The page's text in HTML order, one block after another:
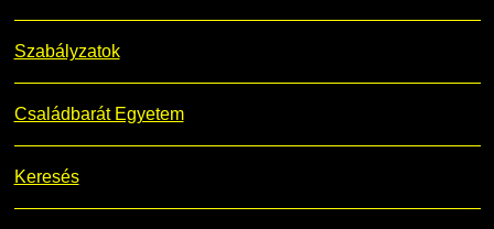
Szabályzatok
Családbarát Egyetem
Keresés